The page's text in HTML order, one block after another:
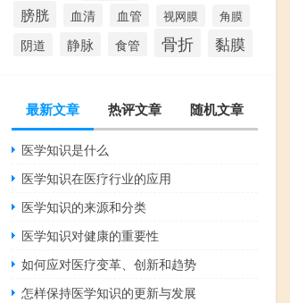
膀胱 血清 血管 视网膜 角膜
阴道 静脉 食管 骨折 黏膜
最新文章 热评文章 随机文章
医学知识是什么
医学知识在医疗行业的应用
医学知识的来源和分类
医学知识对健康的重要性
如何应对医疗变革、创新和趋势
怎样保持医学知识的更新与发展